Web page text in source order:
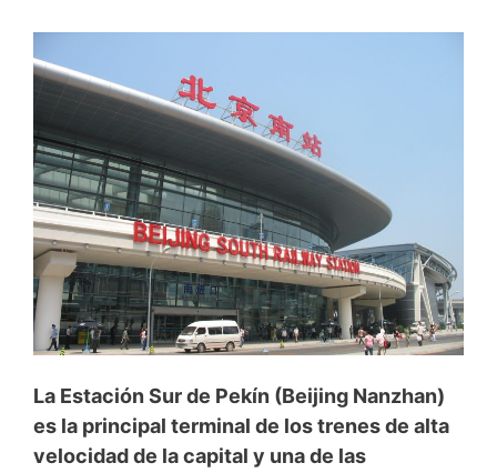
La Estación Sur de Pekín (Beijing Nanzhan)
es la principal terminal de los trenes de alta
velocidad de la capital y una de las